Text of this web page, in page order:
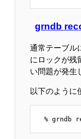
grndb
通常テーブル
にロックが残
い問題が発生
以下のように